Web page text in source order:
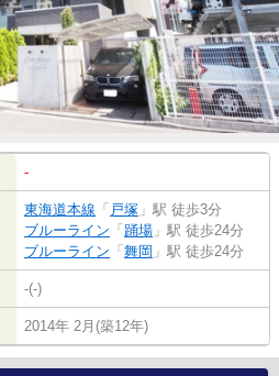
-
東海道本線 「 戸塚 」駅 徒歩3分
ブルーライン 「 踊場 」駅 徒歩24分
ブルーライン 「 舞岡 」駅 徒歩24分
-(-)
2014年 2月(築12年)